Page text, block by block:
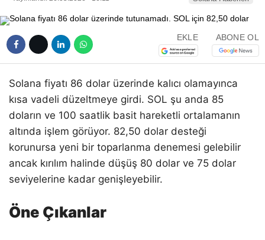
EKLE ABONE OL
Solana fiyatı 86 dolar üzerinde kalıcı olamayınca
kısa vadeli düzeltmeye girdi. SOL şu anda 85
doların ve 100 saatlik basit hareketli ortalamanın
altında işlem görüyor. 82,50 dolar desteği
korunursa yeni bir toparlanma denemesi gelebilir
ancak kırılım halinde düşüş 80 dolar ve 75 dolar
seviyelerine kadar genişleyebilir.
Öne Çıkanlar